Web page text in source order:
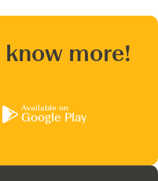
more!
Available on
Google Play